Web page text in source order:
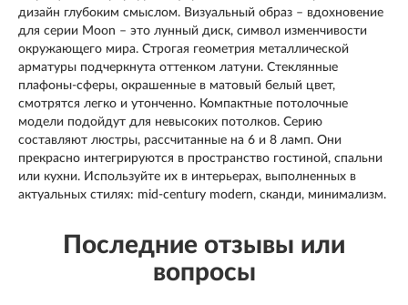
дизайн глубоким смыслом. Визуальный образ – вдохновение
для серии Moon – это лунный диск, символ изменчивости
окружающего мира. Строгая геометрия металлической
арматуры подчеркнута оттенком латуни. Стеклянные
плафоны-сферы, окрашенные в матовый белый цвет,
смотрятся легко и утонченно. Компактные потолочные
модели подойдут для невысоких потолков. Серию
составляют люстры, рассчитанные на 6 и 8 ламп. Они
прекрасно интегрируются в пространство гостиной, спальни
или кухни. Используйте их в интерьерах, выполненных в
актуальных стилях: mid-century modern, сканди, минимализм.
Последние отзывы или
вопросы